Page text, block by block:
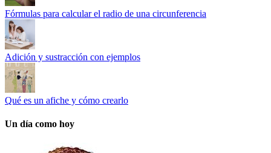
Fórmulas para calcular el radio de una circunferencia
Adición y sustracción con ejemplos
Qué es un afiche y cómo crearlo
Un día como hoy